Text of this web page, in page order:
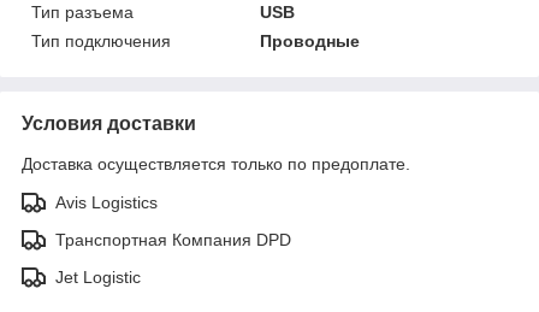
Тип разъема
USB
Тип подключения
Проводные
Условия доставки
Доставка осуществляется только по предоплате.
Avis Logistics
Транспортная Компания DPD
Jet Logistic